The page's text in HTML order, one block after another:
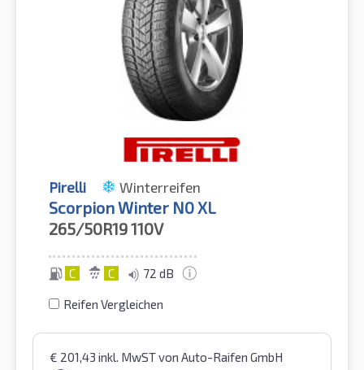
Pirelli Winterreifen
Scorpion Winter N0 XL
265/50R19110V
C C 72 dB
Reifen Vergleichen
€ 201,43 inkl. MwSTvon Auto-Raifen GmbH